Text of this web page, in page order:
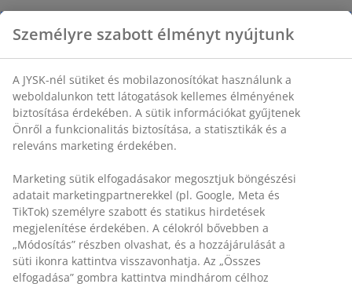
Személyre szabott élményt nyújtunk
A JYSK-nél sütiket és mobilazonosítókat használunk a
weboldalunkon tett látogatások kellemes élményének
biztosítása érdekében. A sütik információkat gyűjtenek
Önről a funkcionalitás biztosítása, a statisztikák és a
releváns marketing érdekében.
Marketing sütik elfogadásakor megosztjuk böngészési
adatait marketingpartnerekkel (pl. Google, Meta és
TikTok) személyre szabott és statikus hirdetések
megjelenítése érdekében. A célokról bővebben a
„Módosítás” részben olvashat, és a hozzájárulását a
süti ikonra kattintva visszavonhatja. Az „Összes
elfogadása” gombra kattintva mindhárom célhoz